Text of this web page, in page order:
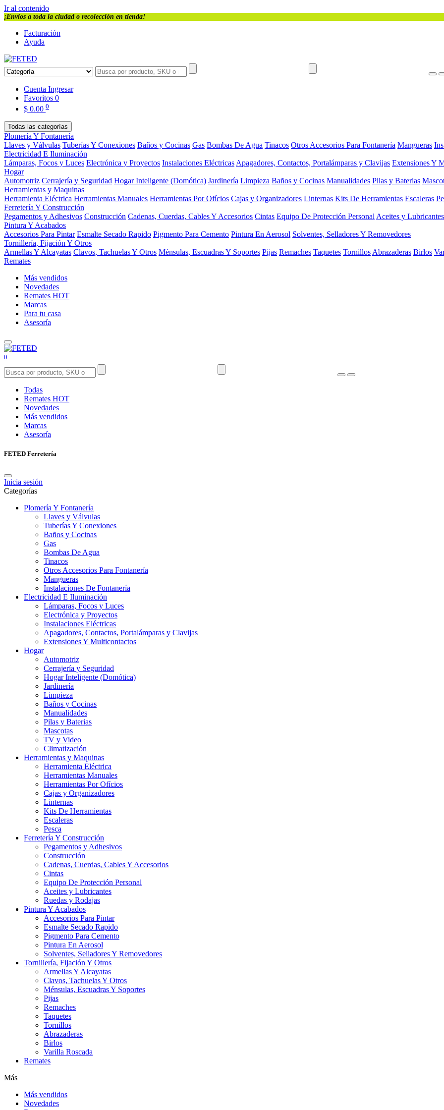
Ir al contenido
¡Envios a toda la ciudad o recolección en tienda!
Facturación
Ayuda
Cuenta Ingresar
Favoritos 0
$ 0.00 0
Todas las categorías
Plomería Y Fontanería
Llaves y Válvulas Tuberías Y Conexiones Baños y Cocinas Gas Bombas De Agua Tinacos Otros Accesorios Para Fontanería Mangueras
Electricidad E Iluminación
Lámparas, Focos y Luces Electrónica y Proyectos Instalaciones Eléctricas Apagadores, Contactos, Portalámparas y Clavijas Extensiones Y
Hogar
Automotriz Cerrajería y Seguridad Hogar Inteligente (Domótica) Jardinería Limpieza Baños y Cocinas Manualidades Pilas y Baterias
Herramientas y Maquinas
Herramienta Eléctrica Herramientas Manuales Herramientas Por Ofícios Cajas y Organizadores Linternas Kits De Herramientas Escaleras
Ferretería Y Construcción
Pegamentos y Adhesivos Construcción Cadenas, Cuerdas, Cables Y Accesorios Cintas Equipo De Protección Personal Aceites y Lubricantes
Pintura Y Acabados
Accesorios Para Pintar Esmalte Secado Rapido Pigmento Para Cemento Pintura En Aerosol Solventes, Selladores Y Removedores
Tornillería, Fijación Y Otros
Armellas Y Alcayatas Clavos, Tachuelas Y Otros Ménsulas, Escuadras Y Soportes Pijas Remaches Taquetes Tornillos Abrazaderas Birlos
Remates
Más vendidos
Novedades
Remates HOT
Marcas
Para tu casa
Asesoría
0
Todas
Remates HOT
Novedades
Más vendidos
Marcas
Asesoría
FETED Ferretería
Inicia sesión
Categorías
Plomería Y Fontanería
Llaves y Válvulas
Tuberías Y Conexiones
Baños y Cocinas
Gas
Bombas De Agua
Tinacos
Otros Accesorios Para Fontanería
Mangueras
Instalaciones De Fontanería
Electricidad E Iluminación
Lámparas, Focos y Luces
Electrónica y Proyectos
Instalaciones Eléctricas
Apagadores, Contactos, Portalámparas y Clavijas
Extensiones Y Multicontactos
Hogar
Automotriz
Cerrajería y Seguridad
Hogar Inteligente (Domótica)
Jardinería
Limpieza
Baños y Cocinas
Manualidades
Pilas y Baterias
Mascotas
TV y Video
Climatización
Herramientas y Maquinas
Herramienta Eléctrica
Herramientas Manuales
Herramientas Por Ofícios
Cajas y Organizadores
Linternas
Kits De Herramientas
Escaleras
Pesca
Ferretería Y Construcción
Pegamentos y Adhesivos
Construcción
Cadenas, Cuerdas, Cables Y Accesorios
Cintas
Equipo De Protección Personal
Aceites y Lubricantes
Ruedas y Rodajas
Pintura Y Acabados
Accesorios Para Pintar
Esmalte Secado Rapido
Pigmento Para Cemento
Pintura En Aerosol
Solventes, Selladores Y Removedores
Tornillería, Fijación Y Otros
Armellas Y Alcayatas
Clavos, Tachuelas Y Otros
Ménsulas, Escuadras Y Soportes
Pijas
Remaches
Taquetes
Tornillos
Abrazaderas
Birlos
Varilla Roscada
Remates
Más
Más vendidos
Novedades